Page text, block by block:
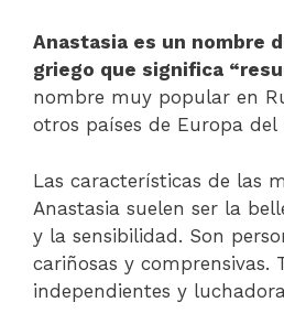
Anastasia es un nombre
griego que significa
nombre muy popular en
otros países de Europa del
Las características de las
Anastasia suelen ser la
y la sensibilidad. Son
cariñosas y comprensivas.
independientes y